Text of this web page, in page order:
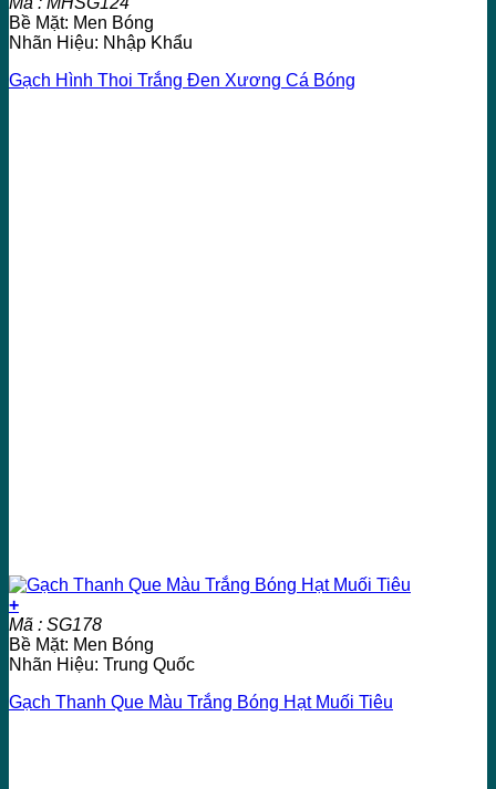
Bề Mặt: Men Bóng
Nhãn Hiệu: Nhập Khẩu
Gạch Hình Thoi Trắng Đen Xương Cá Bóng
+
Mã : SG178
Bề Mặt: Men Bóng
Nhãn Hiệu: Trung Quốc
Gạch Thanh Que Màu Trắng Bóng Hạt Muối Tiêu